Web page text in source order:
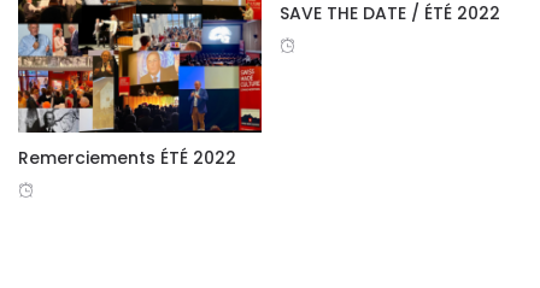
Remerciements ÉTÉ 2022
SAVE THE DATE / ÉTÉ 2022